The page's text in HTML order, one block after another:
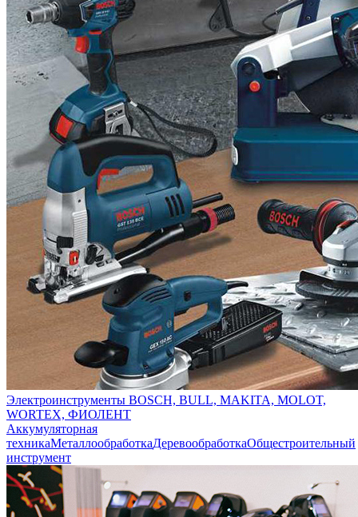
Электроинструменты BOSCH, BULL, MAKITA, MOLOT,
WORTEX, ФИОЛЕНТ
Аккумуляторная
техникаМеталлообработкаДеревообработкаОбщестроительный
инструмент